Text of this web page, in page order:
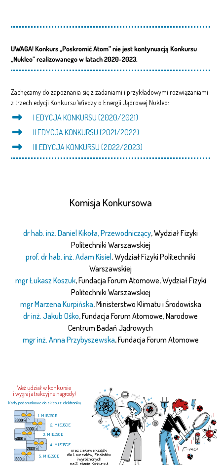
UWAGA! Konkurs „Poskromić Atom” nie jest kontynuacją Konkursu
„Nukleo” realizowanego w latach 2020-2023.
Zachęcamy do zapoznania się z zadaniami i przykładowymi rozwiązaniami
z trzech edycji Konkursu Wiedzy o Energii Jądrowej Nukleo:
I EDYCJA KONKURSU (2020/2021)
II EDYCJA KONKURSU (2021/2022)
III EDYCJA KONKURSU (2022/2023)
Komisja Konkursowa
dr hab. inż. Daniel Kikoła, Przewodniczący, Wydział Fizyki
Politechniki Warszawskiej
prof. dr hab. inż. Adam Kisiel, Wydział Fizyki Politechniki
Warszawskiej
mgr Łukasz Koszuk, Fundacja Forum Atomowe, Wydział Fizyki
Politechniki Warszawskiej
mgr Marzena Kurpińska, Ministerstwo Klimatu i Środowiska
dr inż. Jakub Ośko, Fundacja Forum Atomowe, Narodowe
Centrum Badań Jądrowych
mgr inż. Anna Przybyszewska, Fundacja Forum Atomowe
Weź udział w konkursie
i wygraj atrakcyjne nagrody!
1. MIEJSCE
2. MIEJSCE
5. MIEJSCE
oraz ciekawe książki
dla Laureatów, Finalistów
i wyróżnionych
na 2. etapie Konkursu!
3. MIEJSCE
4. MIEJSCE
Karty podarunkowe do sklepu z elektroniką